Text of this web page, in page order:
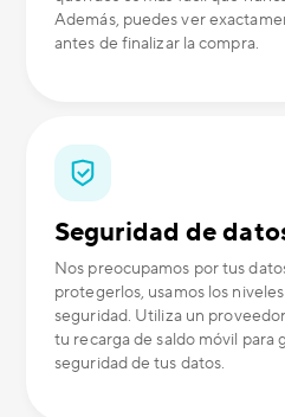
Además, puedes ver
antes de finalizar la compra.
Seguridad de
Nos preocupamos por tus
protegerlos, usamos los
seguridad. Utiliza un
tu recarga de saldo móvil para
seguridad de tus datos.